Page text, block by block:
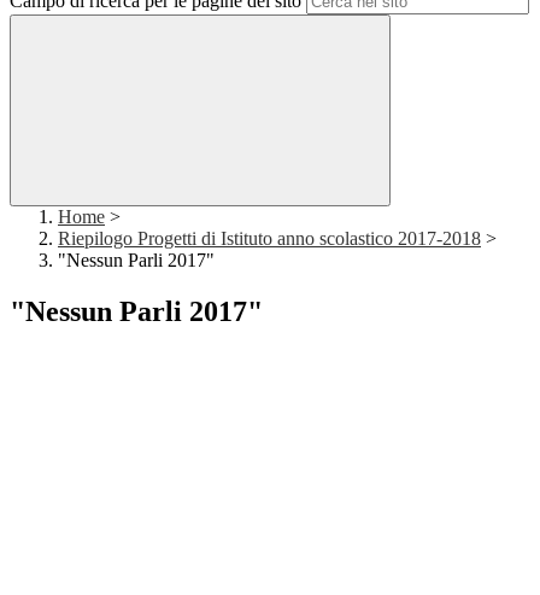
Home >
Riepilogo Progetti di Istituto anno scolastico 2017-2018 >
"Nessun Parli 2017"
"Nessun Parli 2017"